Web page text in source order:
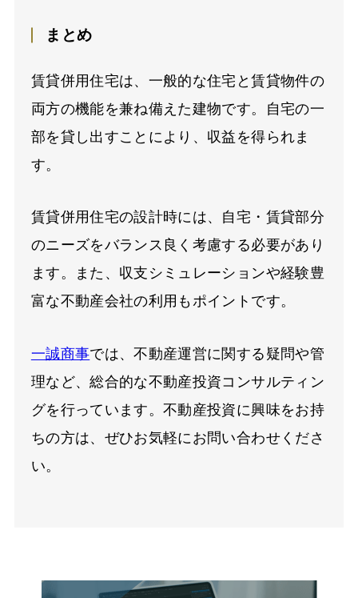
まとめ
賃貸併用住宅は、一般的な住宅と賃貸物件の
両方の機能を兼ね備えた建物です。自宅の一
部を貸し出すことにより、収益を得られま
す。
賃貸併用住宅の設計時には、自宅・賃貸部分
のニーズをバランス良く考慮する必要があり
ます。また、収支シミュレーションや経験豊
富な不動産会社の利用もポイントです。
一誠商事では、不動産運営に関する疑問や管
理など、総合的な不動産投資コンサルティン
グを行っています。不動産投資に興味をお持
ちの方は、ぜひお気軽にお問い合わせくださ
い。